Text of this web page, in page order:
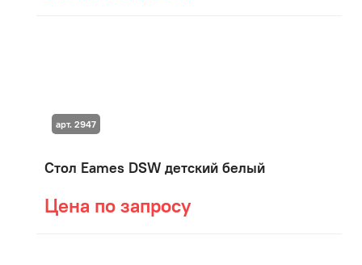
Стол Eames DSW детский белый
Цена по запросу
арт. 2947